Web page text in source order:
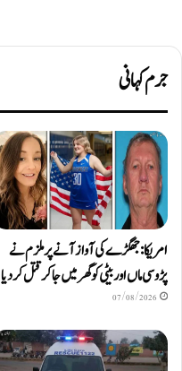
جرم کہانی
امریکا: جھگڑے کی آواز آنے پر ملزم نے
پڑوسی ماں اور بیٹی کو گھر میں جا کر قتل کر دیا
07/08/2026